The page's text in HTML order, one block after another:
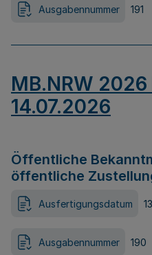
Ausgabennummer 191
MB.NRW 2026
14.07.2026
Öffentliche
öffentliche
Ausfertigungsdatum
Ausgabennummer 190